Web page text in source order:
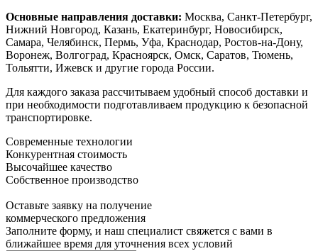
Основные направления доставки: Москва, Санкт-Петербург,
Нижний Новгород, Казань, Екатеринбург, Новосибирск,
Самара, Челябинск, Пермь, Уфа, Краснодар, Ростов-на-Дону,
Воронеж, Волгоград, Красноярск, Омск, Саратов, Тюмень,
Тольятти, Ижевск и другие города России.
Для каждого заказа рассчитываем удобный способ доставки и
при необходимости подготавливаем продукцию к безопасной
транспортировке.
Современные технологии
Конкурентная стоимость
Высочайшее качество
Собственное производство
Оставьте заявку на получение
коммерческого предложения
Заполните форму, и наш специалист свяжется с вами в
ближайшее время для уточнения всех условий